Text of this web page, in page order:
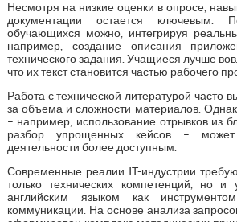
Несмотря на низкие оценки в опросе,
документации остается ключевым.
обучающихся можно, интегрируя
например, создание описания
технического задания. Учащиеся лучше
что их текст становится частью рабочего
Работа с технической литературой часто
за объема и сложности материалов.
– например, использование отрывков из
разбор упрощенных кейсов –
деятельности более доступным.
Современные реалии IT-индустрии
только технических компетенций, но и
английским языком как
коммуникации. На основе анализа